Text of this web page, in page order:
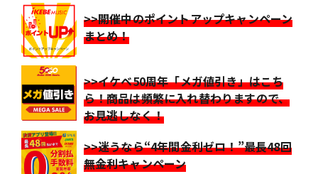
>>開催中のポイントアップキャンペーン
まとめ！
>>イケベ50周年「メガ値引き」はこち
ら！商品は頻繁に入れ替わりますので、
お見逃しなく！
>>迷うなら“4年間金利ゼロ！”最長48回
無金利キャンペーン